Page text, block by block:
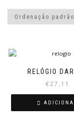
RELÓGIO
€27,11